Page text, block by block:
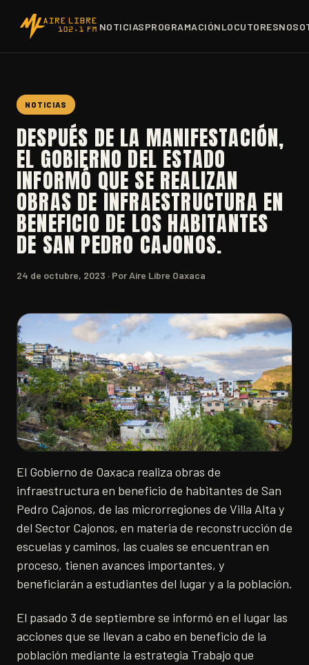
NOTICIASPROGRAMACIÓNLOCUTORES
NOTICIAS
DESPUÉS DE LA MANIFESTACIÓN,
EL GOBIERNO DEL ESTADO
INFORMÓ QUE SE REALIZAN
OBRAS DE INFRAESTRUCTURA EN
BENEFICIO DE LOS HABITANTES
DE SAN PEDRO CAJONOS.
24 de octubre, 2023 · Por Aire Libre Oaxaca
El Gobierno de Oaxaca realiza obras de
infraestructura en beneficio de habitantes de San
Pedro Cajonos, de las microrregiones de Villa Alta y
del Sector Cajonos, en materia de reconstrucción de
escuelas y caminos, las cuales se encuentran en
proceso, tienen avances importantes, y
beneficiarán a estudiantes del lugar y a la población.
El pasado 3 de septiembre se informó en el lugar las
acciones que se llevan a cabo en beneficio de la
población mediante la estrategia Trabajo que